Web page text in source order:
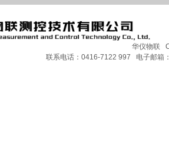
华仪物联
联系电话：0416-7122 997 电子邮箱